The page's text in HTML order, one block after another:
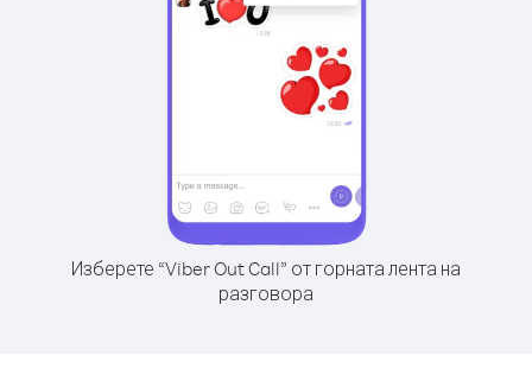
Изберете “Viber Out Call” от горната лента на
разговора